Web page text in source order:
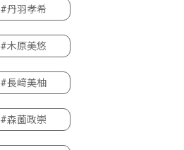
#丹羽孝希
#木原美悠
#長﨑美柚
#森薗政崇